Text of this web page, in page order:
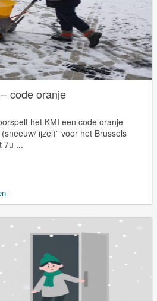
code oranje
het KMI een code oranje
ijzel)” voor het Brussels
7u ...